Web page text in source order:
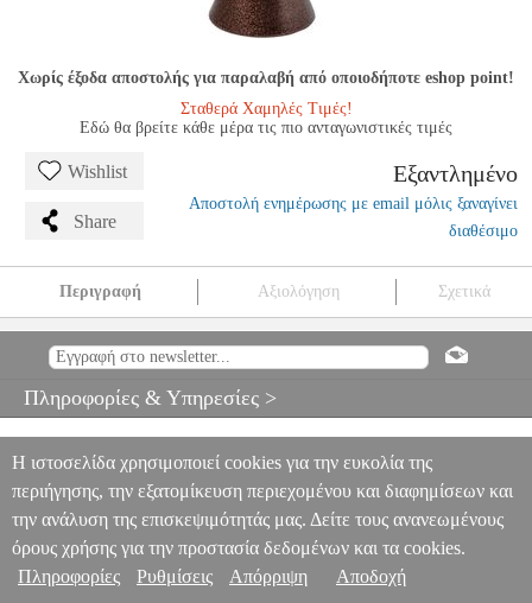
Χωρίς έξοδα αποστολής για παραλαβή από οποιοδήποτε eshop point!
Σταθερά Χαμηλές Τιμές!
Εδώ θα βρείτε κάθε μέρα τις πιο ανταγωνιστικές τιμές
Wishlist
Share
Εξαντλημένο
Αποστολή ενημέρωσης με email μόλις ξαναγίνει
διαθέσιμο
Περιγραφή Αξιολόγηση Σχετικά
MSC.303635 SAZ SAZ ΚΡΟΥΣΤΑ
SAZ 850DB TΟΥΜΠΕΛΕΚΙ
0
Πληροφορίες & Υπηρεσίες >
Η ιστοσελίδα χρησιμοποιεί cookies για την ευκολία της
περιήγησης, την εξατομίκευση περιεχομένου και διαφημίσεων και
την ανάλυση της επισκεψιμότητάς μας. Δείτε τους ανανεωμένους
όρους χρήσης για την προστασία δεδομένων και τα cookies.
Πληροφορίες
Ρυθμίσεις Απόρριψη Αποδοχή